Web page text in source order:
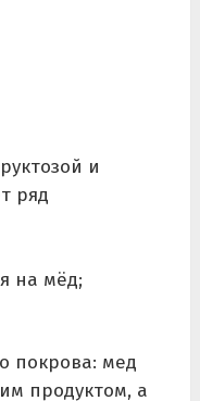
и
ряд
на мёд;
покрова: мед
продуктом, а